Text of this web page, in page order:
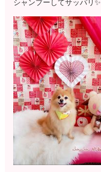
シャンプーしてサッパリ✨